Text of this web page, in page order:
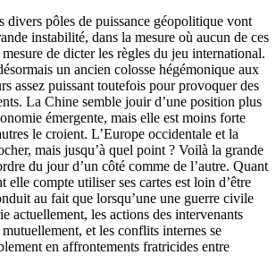
divers pôles de puissance géopolitique vont
instabilité, dans la mesure où aucun de ces
de dicter les règles du jeu international.
un ancien colosse hégémonique aux
assez puissant toutefois pour provoquer des
La Chine semble jouir d’une position plus
émergente, mais elle est moins forte
le croient. L’Europe occidentale et la
mais jusqu’à quel point ? Voilà la grande
du jour d’un côté comme de l’autre. Quant
elle compte utiliser ses cartes est loin d’être
au fait que lorsqu’une une guerre civile
actuellement, les actions des intervenants
et les conflits internes se
en affrontements fratricides entre